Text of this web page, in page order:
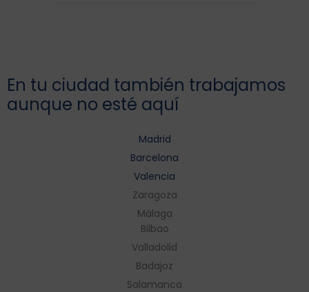
En tu ciudad también trabajamos
aunque no esté aquí
Madrid
Barcelona
Valencia
Zaragoza
Málaga
Bilbao
Valladolid
Badajoz
Salamanca